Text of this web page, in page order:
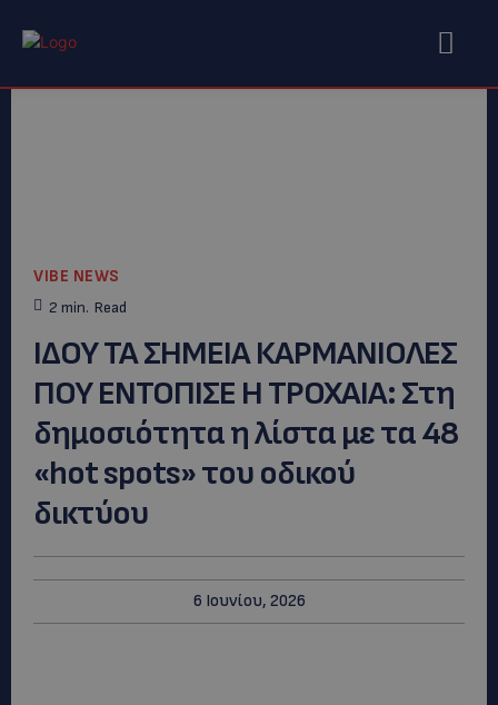
VIBE NEWS
2 min. Read
ΙΔΟΥ ΤΑ ΣΗΜΕΙΑ ΚΑΡΜΑΝΙΟΛΕΣ
ΠΟΥ ΕΝΤΟΠΙΣΕ Η ΤΡΟΧΑΙΑ: Στη
δημοσιότητα η λίστα με τα 48
«hot spots» του οδικού
δικτύου
6 Ιουνίου, 2026